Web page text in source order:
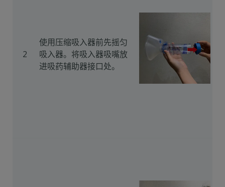
2
使用压缩吸入器前先摇匀
吸入器。将吸入器吸嘴放
进吸药辅助器接口处。